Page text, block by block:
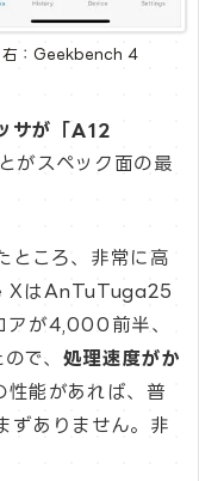
右：Geekbench 4
サが「A12
がスペック面の最
ところ、非常に高
XはAnTuTuga25
アが4,000前半、
で、 処理速度がか
性能があれば、普
ずありません。非